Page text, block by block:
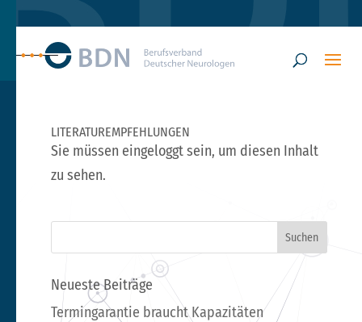
LITERATUREMPFEHLUNGEN
Sie müssen eingeloggt sein, um diesen Inhalt
zu sehen.
Neueste Beiträge
Termingarantie braucht Kapazitäten